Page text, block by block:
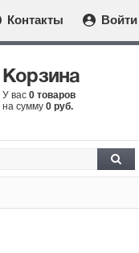
Контакты Войти
Корзина
У вас 0 товаров
на сумму 0 руб.